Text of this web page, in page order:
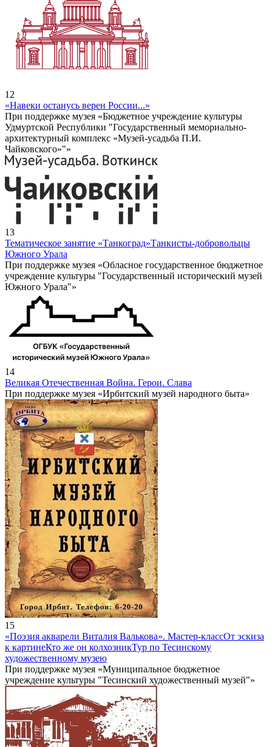
12
«Навеки останусь верен России...»
При поддержке музея «Бюджетное учреждение культуры
Удмуртской Республики "Государственный мемориально-
архитектурный комплекс «Музей-усадьба П.И.
Чайковского»"»
13
Тематическое занятие «Танкоград»Танкисты-добровольцы
Южного Урала
При поддержке музея «Обласное государственное бюджетное
учреждение культуры "Государственный исторический музей
Южного Урала"»
14
Великая Отечественная Война. Герои. Слава
При поддержке музея «Ирбитский музей народного быта»
15
«Поэзия акварели Виталия Валькова». Мастер-классОт эскиза
к картинеКто же он колхозникТур по Тесинскому
художественному музею
При поддержке музея «Муниципальное бюджетное
учреждение культуры "Тесинский художественный музей"»